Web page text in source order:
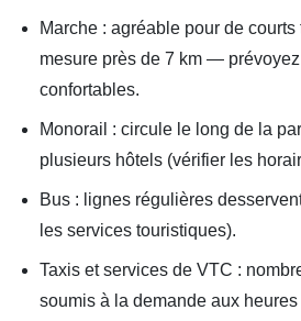
Marche : agréable pour de
mesure près de 7 km —
confortables.
Monorail : circule le long de la
plusieurs hôtels (vérifier les
Bus : lignes régulières
les services touristiques).
Taxis et services de VTC :
soumis à la demande aux